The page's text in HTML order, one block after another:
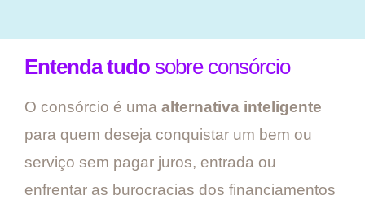
Entenda tudo sobre consórcio
O consórcio é uma alternativa inteligente
para quem deseja conquistar um bem ou
serviço sem pagar juros, entrada ou
enfrentar as burocracias dos financiamentos